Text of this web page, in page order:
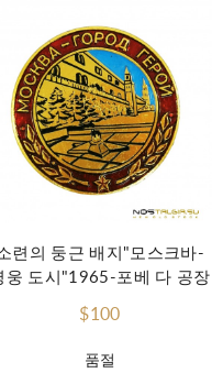
품절
련의 둥근 배지"모스크바-
웅 도시"1965-포베 다 공장
$100